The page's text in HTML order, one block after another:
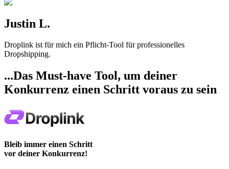
Justin L.
Droplink ist für mich ein Pflicht-Tool für professionelles
Dropshipping.
...Das Must-have Tool, um deiner
Konkurrenz einen Schritt voraus zu sein
Bleib immer einen Schritt
vor deiner Konkurrenz!